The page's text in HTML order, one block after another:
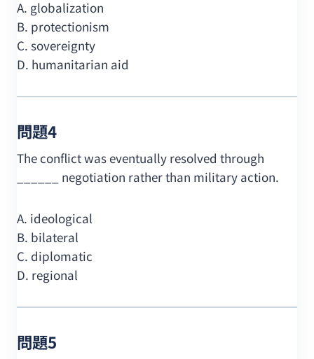
A. globalization
B. protectionism
C. sovereignty
D. humanitarian aid
問題4
The conflict was eventually resolved through
______ negotiation rather than military action.
A. ideological
B. bilateral
C. diplomatic
D. regional
問題5